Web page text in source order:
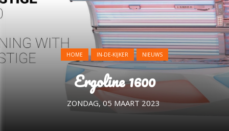
HOME IN-DE-KIJKER NIEUWS
Ergoline 1600
ZONDAG, 05 MAART 2023